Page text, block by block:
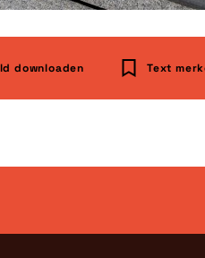
downloaden Text